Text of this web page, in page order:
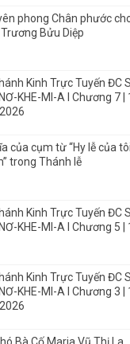
phong Chân phước
Bửu Diệp
Kinh Trực Tuyến ĐC
KHE-MI-A I Chương 7 |
của cụm từ “Hy lễ của
trong Thánh lễ
Kinh Trực Tuyến ĐC
KHE-MI-A I Chương 5
Kinh Trực Tuyến ĐC
KHE-MI-A I Chương 3 |